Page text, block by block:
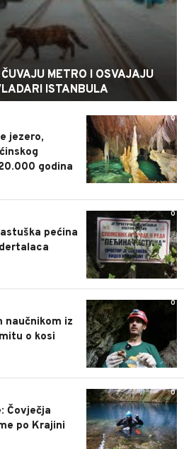
METRO I OSVAJAJU
ISTANBULA
0
jezero,
godina
0
pećina
0
naučnikom iz
o kosi
0
Čovječja
po Krajini